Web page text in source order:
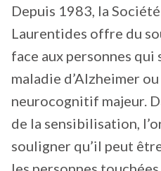
Depuis 1983, la
Laurentides offre du
face aux personnes
maladie d’Alzheimer
neurocognitif majeur.
de la sensibilisation,
souligner qu’il peut